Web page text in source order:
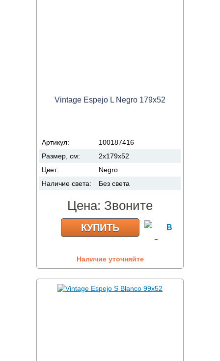
Vintage Espejo L Negro 179x52
Артикул:
100187416
Размер, см:
2x179x52
Цвет:
Negro
Наличие света:
Без света
Цена: Звоните
КУПИТЬ
Наличие уточняйте